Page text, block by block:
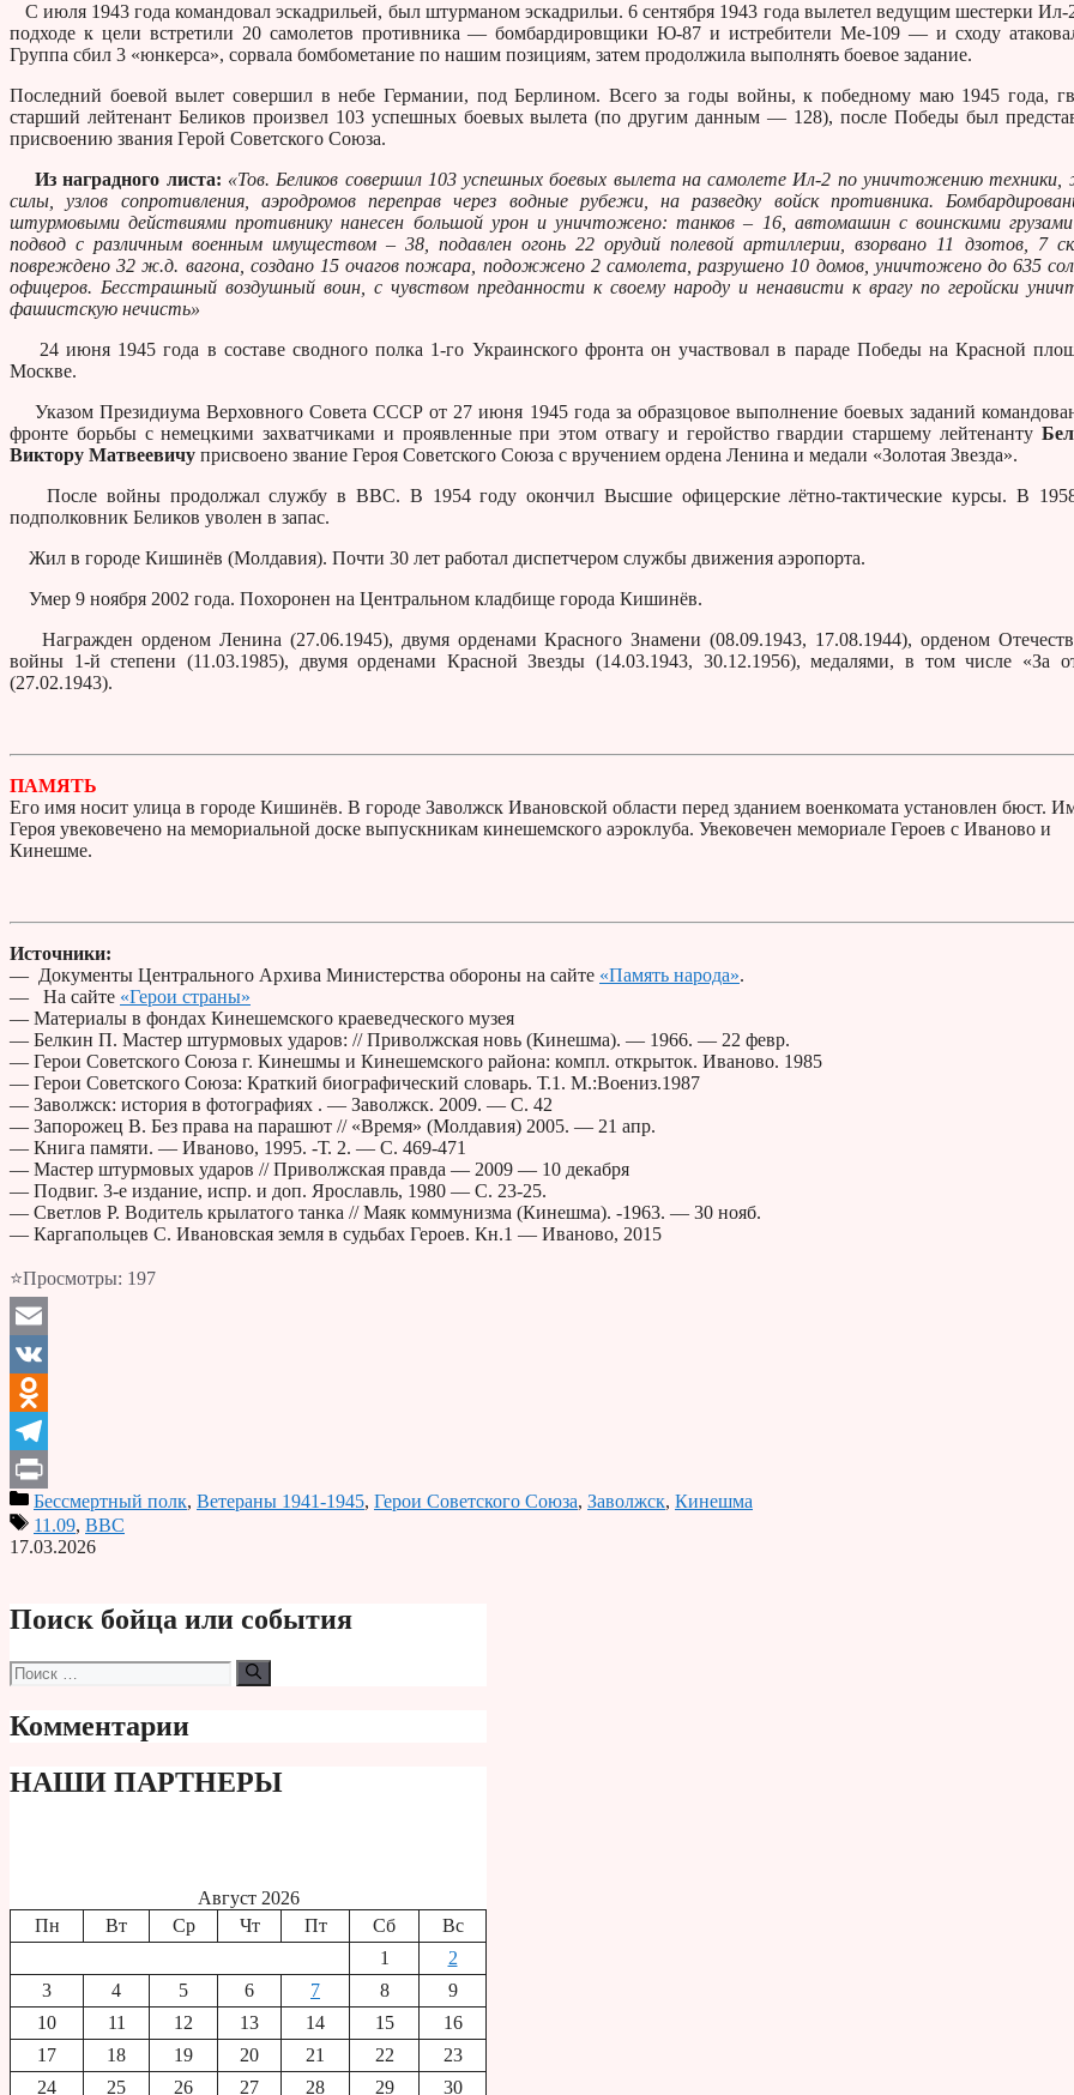
С июля 1943 года командовал эскадрильей, был штурманом эскадрильи. 6 сентября 1943 года вылетел ведущим шестерки
подходе к цели встретили 20 самолетов противника — бомбардировщики Ю-87 и истребители Ме-109 — и сходу
Группа сбил 3 «юнкерса», сорвала бомбометание по нашим позициям, затем продолжила выполнять боевое задание.
Последний боевой вылет совершил в небе Германии, под Берлином. Всего за годы войны, к победному маю 1945 года,
старший лейтенант Беликов произвел 103 успешных боевых вылета (по другим данным — 128), после Победы был
присвоению звания Герой Советского Союза.
Из наградного листа: «Тов. Беликов совершил 103 успешных боевых вылета на самолете Ил-2 по уничтожению техники,
силы, узлов сопротивления, аэродромов переправ через водные рубежи, на разведку войск противника.
штурмовыми действиями противнику нанесен большой урон и уничтожено: танков – 16, автомашин с воинскими
подвод с различным военным имуществом – 38, подавлен огонь 22 орудий полевой артиллерии, взорвано 11 дзотов, 7
повреждено 32 ж.д. вагона, создано 15 очагов пожара, подожжено 2 самолета, разрушено 10 домов, уничтожено до 635
офицеров. Бесстрашный воздушный воин, с чувством преданности к своему народу и ненависти к врагу по геройски
фашистскую нечисть»
24 июня 1945 года в составе сводного полка 1-го Украинского фронта он участвовал в параде Победы на Красной
Москве.
Указом Президиума Верховного Совета СССР от 27 июня 1945 года за образцовое выполнение боевых заданий
фронте борьбы с немецкими захватчиками и проявленные при этом отвагу и геройство гвардии старшему лейтенанту
Виктору Матвеевичу присвоено звание Героя Советского Союза с вручением ордена Ленина и медали «Золотая Звезда».
После войны продолжал службу в ВВС. В 1954 году окончил Высшие офицерские лётно-тактические курсы. В
подполковник Беликов уволен в запас.
Жил в городе Кишинёв (Молдавия). Почти 30 лет работал диспетчером службы движения аэропорта.
Умер 9 ноября 2002 года. Похоронен на Центральном кладбище города Кишинёв.
Награжден орденом Ленина (27.06.1945), двумя орденами Красного Знамени (08.09.1943, 17.08.1944), орденом
войны 1-й степени (11.03.1985), двумя орденами Красной Звезды (14.03.1943, 30.12.1956), медалями, в том числе «За
(27.02.1943).
ПАМЯТЬ
Его имя носит улица в городе Кишинёв. В городе Заволжск Ивановской области перед зданием военкомата установлен бюст.
Героя увековечено на мемориальной доске выпускникам кинешемского аэроклуба. Увековечен мемориале Героев с Иваново и
Кинешме.
Источники:
— Документы Центрального Архива Министерства обороны на сайте «Память народа».
— На сайте «Герои страны»
— Материалы в фондах Кинешемского краеведческого музея
— Белкин П. Мастер штурмовых ударов: // Приволжская новь (Кинешма). — 1966. — 22 февр.
— Герои Советского Союза г. Кинешмы и Кинешемского района: компл. открыток. Иваново. 1985
— Герои Советского Союза: Краткий биографический словарь. Т.1. М.:Воениз.1987
— Заволжск: история в фотографиях . — Заволжск. 2009. — С. 42
— Запорожец В. Без права на парашют // «Время» (Молдавия) 2005. — 21 апр.
— Книга памяти. — Иваново, 1995. -Т. 2. — С. 469-471
— Мастер штурмовых ударов // Приволжская правда — 2009 — 10 декабря
— Подвиг. 3-е издание, испр. и доп. Ярославль, 1980 — С. 23-25.
— Светлов Р. Водитель крылатого танка // Маяк коммунизма (Кинешма). -1963. — 30 нояб.
— Каргапольцев С. Ивановская земля в судьбах Героев. Кн.1 — Иваново, 2015
⭐Просмотры: 197
Email
VK
Odnoklassniki
Telegram
PrintБессмертный полк, Ветераны 1941-1945, Герои Советского Союза, Заволжск, Кинешма
11.09, ВВС
17.03.2026
Поиск бойца или события
Поиск:
Комментарии
НАШИ ПАРТНЕРЫ
Август 2026
Пн
Вт Ср Чт Пт Сб
Вс
1
2
3
4 5 6 7 8
9
10
11 12 13 14 15
16
17
18 19 20 21 22
23
24
25 26 27 28 29 30